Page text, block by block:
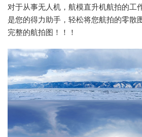
对于从事无人机，航模直升机航拍的工
是您的得力助手，轻松将您航拍的零散
完整的航拍图！！！